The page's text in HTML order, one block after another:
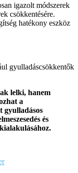
igazolt módszerek
csökkentésére.
hatékony eszköz
gyulladáscsökkentők
lelki, hanem
a
gyulladásos
és